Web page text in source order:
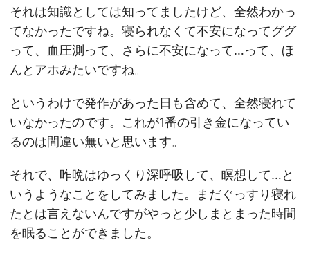
それは知識としては知ってましたけど、全然わかっ
てなかったですね。寝られなくて不安になってググ
って、血圧測って、さらに不安になって…って、ほ
んとアホみたいですね。
というわけで発作があった日も含めて、全然寝れて
いなかったのです。これが1番の引き金になってい
るのは間違い無いと思います。
それで、昨晩はゆっくり深呼吸して、瞑想して…と
いうようなことをしてみました。まだぐっすり寝れ
たとは言えないんですがやっと少しまとまった時間
を眠ることができました。